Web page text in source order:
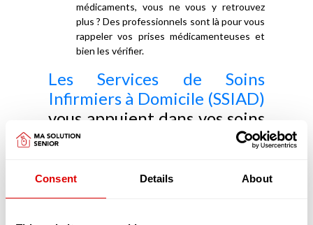
Consent Details About
médicaments, vous ne vous y retrouvez
plus ? Des professionnels sont là pour vous
rappeler vos prises médicamenteuses et
bien les vérifier.
Les Services de Soins
Infirmiers à Domicile (SSIAD)
vous appuient dans vos soins
médicaux
d'autonomie, d'éviter une hospitalisation ou d'en
faciliter le retour à domicile. Les SSIAD retardent